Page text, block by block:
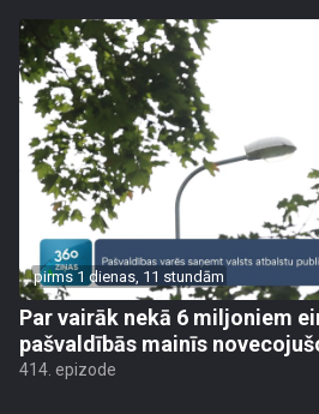
pirms 1 dienas, 11 stundām
Par vairāk nekā 6 miljoniem
pašvaldībās mainīs
414. epizode